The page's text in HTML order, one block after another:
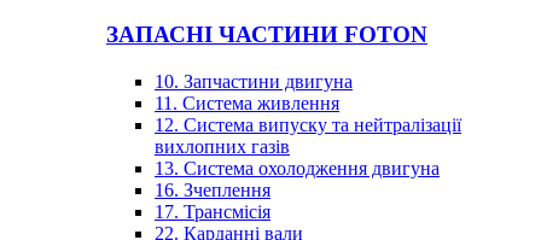
ЗАПАСНІ ЧАСТИНИ FOTON
10. Запчастини двигуна
11. Система живлення
12. Система випуску та нейтралізації
вихлопних газів
13. Система охолодження двигуна
16. Зчеплення
17. Трансмісія
22. Карданні вали